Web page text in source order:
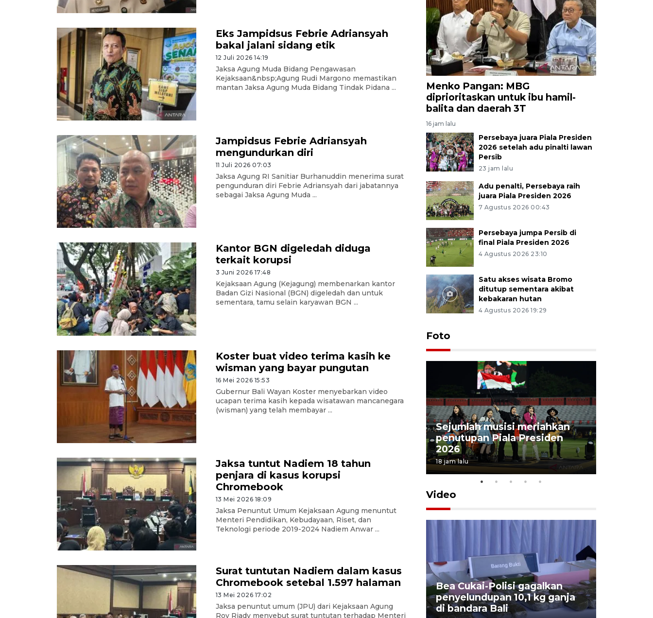
Eks Jampidsus Febrie Adriansyah
bakal jalani sidang etik
12 Juli 2026 14:19
Jaksa Agung Muda Bidang Pengawasan
Kejaksaan&nbsp;Agung Rudi Margono memastikan
mantan Jaksa Agung Muda Bidang Tindak Pidana ...
Jampidsus Febrie Adriansyah
mengundurkan diri
11 Juli 2026 07:03
Jaksa Agung RI Sanitiar Burhanuddin menerima surat
pengunduran diri Febrie Adriansyah dari jabatannya
sebagai Jaksa Agung Muda ...
Kantor BGN digeledah diduga
terkait korupsi
3 Juni 2026 17:48
Kejaksaan Agung (Kejagung) membenarkan kantor
Badan Gizi Nasional (BGN) digeledah dan untuk
sementara, tamu selain karyawan BGN ...
Koster buat video terima kasih ke
wisman yang bayar pungutan
16 Mei 2026 15:53
Gubernur Bali Wayan Koster menyebarkan video
ucapan terima kasih kepada wisatawan mancanegara
(wisman) yang telah membayar ...
Jaksa tuntut Nadiem 18 tahun
penjara di kasus korupsi
Chromebook
13 Mei 2026 18:09
Jaksa Penuntut Umum Kejaksaan Agung menuntut
Menteri Pendidikan, Kebudayaan, Riset, dan
Teknologi periode 2019-2024 Nadiem Anwar ...
Surat tuntutan Nadiem dalam kasus
Chromebook setebal 1.597 halaman
13 Mei 2026 17:02
Jaksa penuntut umum (JPU) dari Kejaksaan Agung
Roy Riady menyebut surat tuntutan terhadap Menteri
Menko Pangan: MBG
diprioritaskan untuk ibu hamil-
balita dan daerah 3T
16 jam lalu
Persebaya juara Piala Presiden
2026 setelah adu pinalti lawan
Persib
23 jam lalu
Adu penalti, Persebaya raih
juara Piala Presiden 2026
7 Agustus 2026 00:43
Persebaya jumpa Persib di
final Piala Presiden 2026
4 Agustus 2026 23:10
Satu akses wisata Bromo
ditutup sementara akibat
kebakaran hutan
4 Agustus 2026 19:29
Foto
Tiga matra TNI unjuk
5 Agustus 2026 16:28
Sejumlah musisi meriahkan
penutupan Piala Presiden
2026
18 jam lalu
Video
Polisi tetapkan lima tersangka
pengeroyokan maling ayam di
Tabanan
Bea Cukai-Polisi gagalkan
penyelundupan 10,1 kg ganja
di bandara Bali